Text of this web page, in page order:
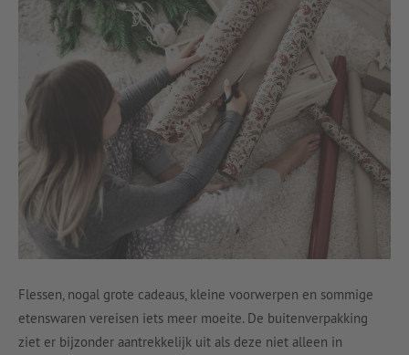
Flessen, nogal grote cadeaus, kleine voorwerpen en sommige
etenswaren vereisen iets meer moeite. De buitenverpakking
ziet er bijzonder aantrekkelijk uit als deze niet alleen in